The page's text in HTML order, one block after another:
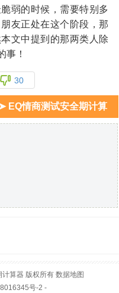
弱的时候，需要特别多
友正处在这个阶段，那
文中提到的那两类人除
事！
30
EQ情商测试安全期计算
计算器 版权所有 数据地图
号-2 -